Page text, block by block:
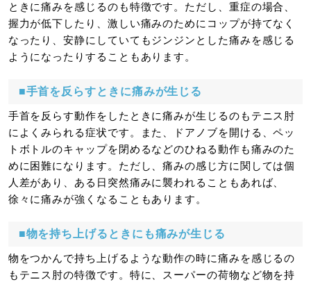
ときに痛みを感じるのも特徴です。ただし、重症の場合、
握力が低下したり、激しい痛みのためにコップが持てなく
なったり、安静にしていてもジンジンとした痛みを感じる
ようになったりすることもあります。
■手首を反らすときに痛みが生じる
手首を反らす動作をしたときに痛みが生じるのもテニス肘
によくみられる症状です。また、ドアノブを開ける、ペッ
トボトルのキャップを閉めるなどのひねる動作も痛みのた
めに困難になります。ただし、痛みの感じ方に関しては個
人差があり、ある日突然痛みに襲われることもあれば、
徐々に痛みが強くなることもあります。
■物を持ち上げるときにも痛みが生じる
物をつかんで持ち上げるような動作の時に痛みを感じるの
もテニス肘の特徴です。特に、スーパーの荷物など物を持